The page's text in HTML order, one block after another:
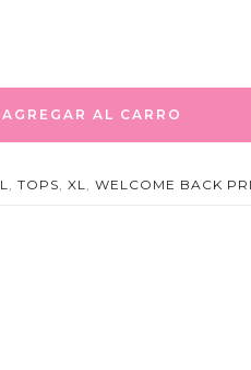
AGREGAR AL CARRO
L TOPS XL WELCOME BACK